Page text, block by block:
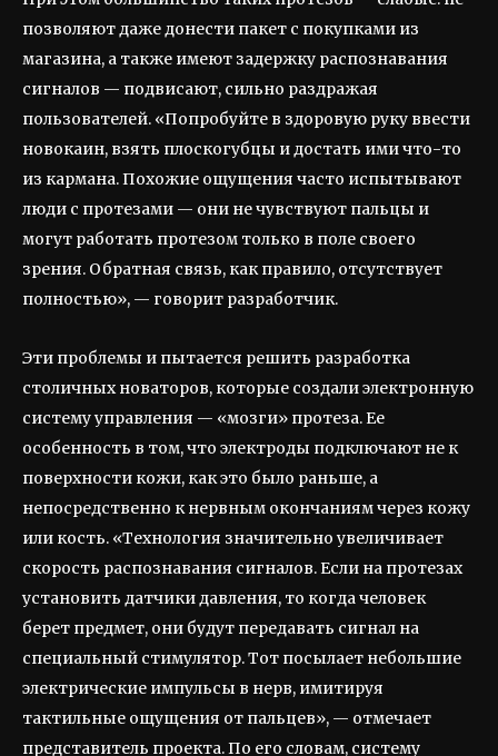
позволяют даже донести пакет с покупками из
магазина, а также имеют задержку распознавания
сигналов — подвисают, сильно раздражая
пользователей. «Попробуйте в здоровую руку ввести
новокаин, взять плоскогубцы и достать ими что-то
из кармана. Похожие ощущения часто испытывают
люди с протезами — они не чувствуют пальцы и
могут работать протезом только в поле своего
зрения. Обратная связь, как правило, отсутствует
полностью», — говорит разработчик.
Эти проблемы и пытается решить разработка
столичных новаторов, которые создали электронную
систему управления — «мозги» протеза. Ее
особенность в том, что электроды подключают не к
поверхности кожи, как это было раньше, а
непосредственно к нервным окончаниям через кожу
или кость. «Технология значительно увеличивает
скорость распознавания сигналов. Если на протезах
установить датчики давления, то когда человек
берет предмет, они будут передавать сигнал на
специальный стимулятор. Тот посылает небольшие
электрические импульсы в нерв, имитируя
тактильные ощущения от пальцев», — отмечает
представитель проекта. По его словам, систему